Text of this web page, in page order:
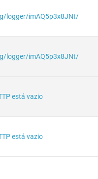
logger/imAQ5p3x8JNt/
logger/imAQ5p3x8JNt/
está vazio
está vazio